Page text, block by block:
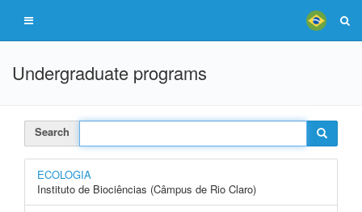
Undergraduate programs
Search
ECOLOGIA
Instituto de Biociências (Câmpus de Rio Claro)